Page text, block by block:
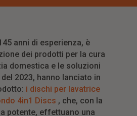
anni di esperienza, è
dei prodotti per la cura
domestica e le soluzioni
2023, hanno lanciato in
i dischi per lavatrice
4in1 Discs , che, con la
potente, effettuano una